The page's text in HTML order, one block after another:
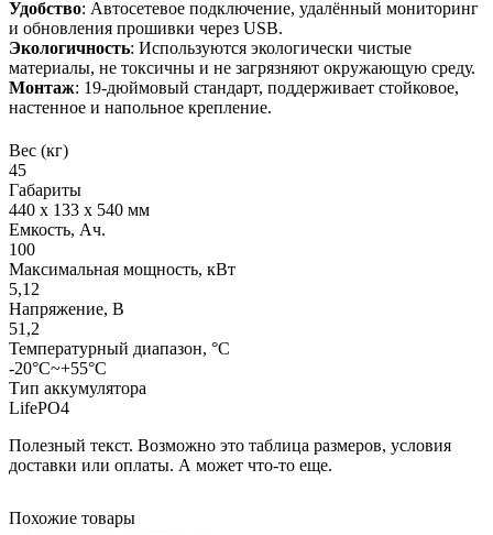
Удобство: Автосетевое подключение, удалённый мониторинг
и обновления прошивки через USB.
Экологичность: Используются экологически чистые
материалы, не токсичны и не загрязняют окружающую среду.
Монтаж: 19-дюймовый стандарт, поддерживает стойковое,
настенное и напольное крепление.
Вес (кг)
45
Габариты
440 x 133 x 540 мм
Емкость, Ач.
100
Максимальная мощность, кВт
5,12
Напряжение, В
51,2
Температурный диапазон, °C
-20°C~+55°C
Тип аккумулятора
LifePO4
Полезный текст. Возможно это таблица размеров, условия
доставки или оплаты. А может что-то еще.
Похожие товары